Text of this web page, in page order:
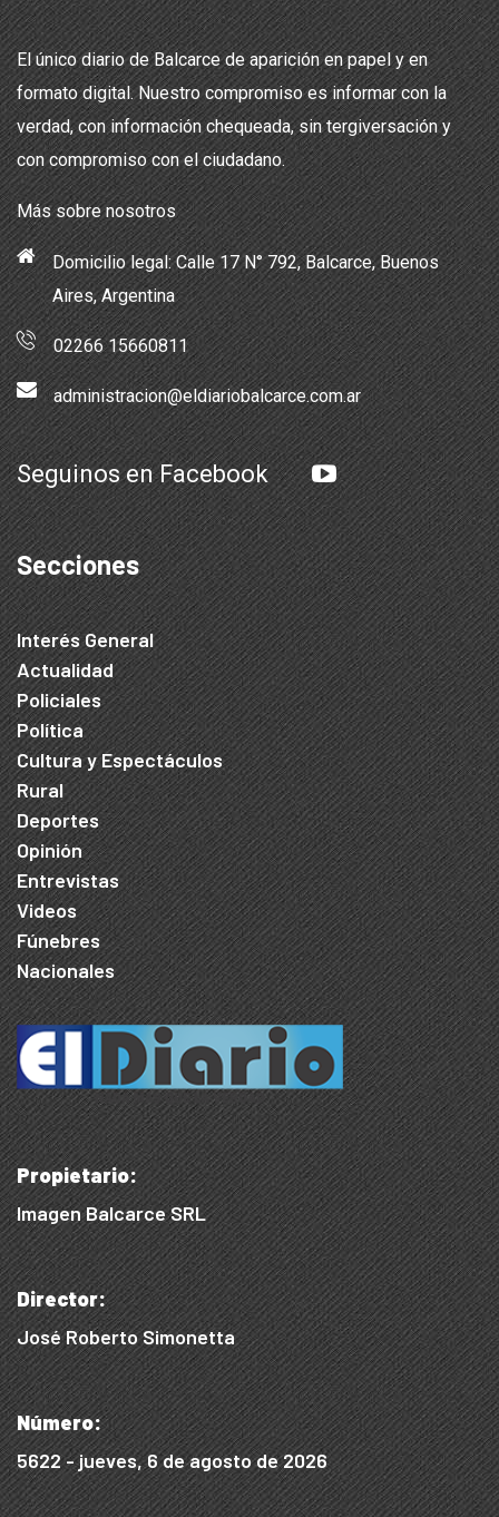
El único diario de Balcarce de aparición en papel y en
formato digital. Nuestro compromiso es informar con la
verdad, con información chequeada, sin tergiversación y
con compromiso con el ciudadano.
Más sobre nosotros
Domicilio legal: Calle 17 N° 792, Balcarce, Buenos
Aires, Argentina
02266 15660811
administracion@eldiariobalcarce.com.ar
Seguinos en Facebook
Secciones
Interés General
Actualidad
Policiales
Política
Cultura y Espectáculos
Rural
Deportes
Opinión
Entrevistas
Videos
Fúnebres
Nacionales
Propietario:
Imagen Balcarce SRL
Director:
José Roberto Simonetta
Número:
5622 - jueves, 6 de agosto de 2026